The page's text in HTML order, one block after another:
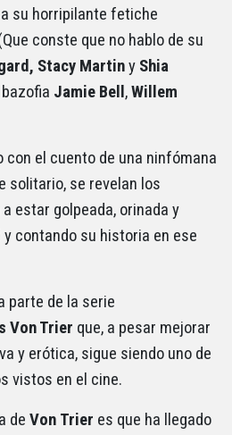
su horripilante fetiche
conste que no hablo de su
Stacy Martiny Shia
Jamie Bell ,Willem
con el cuento de una ninfómana
solitario, se revelan los
estar golpeada, orinada y
contando su historia en ese
parte de la serie
Von Trier que, a pesar mejorar
y erótica, sigue siendo uno de
vistos en el cine.
de Von Trier es que ha llegado